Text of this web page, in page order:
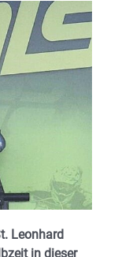
Leonhard
in dieser